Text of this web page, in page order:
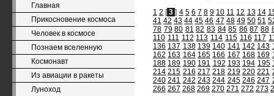
Главная
Прикосновение космоса
Человек в космосе
Познаем вселенную
Космонавт
Из авиации в ракеты
Луноход
1 2 [ 3 ] 4 5 6 7 8 9 10 11 12 13 14
41 42 43 44 45 46 47 48 49 50 51
78 79 80 81 82 83 84 85 86 87 88
110 111 112 113 114 115 116 117
136 137 138 139 140 141 142 143
162 163 164 165 166 167 168 169
188 189 190 191 192 193 194 195
214 215 216 217 218 219 220 221
240 241 242 243 244 245 246 247
266 267 268 269 270 271 272 273